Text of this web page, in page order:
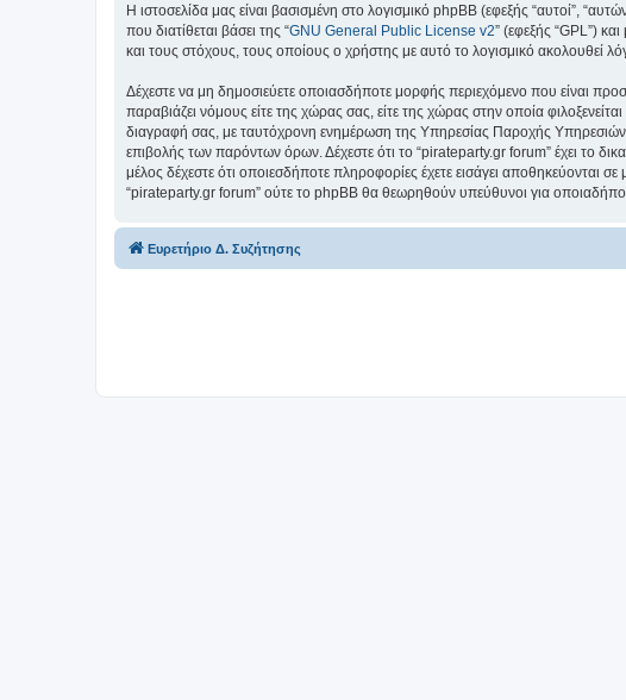
Η ιστοσελίδα μας είναι βασισμένη στο λογισμικό phpBB (εφεξής “αυτοί”,
που διατίθεται βάσει της “GNU General Public License v2” (εφεξής “GPL”)
και τους στόχους, τους οποίους ο χρήστης με αυτό το λογισμικό ακολουθεί
Δέχεστε να μη δημοσιεύετε οποιασδήποτε μορφής περιεχόμενο που είναι
παραβιάζει νόμους είτε της χώρας σας, είτε της χώρας στην οποία
διαγραφή σας, με ταυτόχρονη ενημέρωση της Υπηρεσίας Παροχής Υπηρεσιών
επιβολής των παρόντων όρων. Δέχεστε ότι το “pirateparty.gr forum” έχει το
μέλος δέχεστε ότι οποιεσδήποτε πληροφορίες έχετε εισάγει
“pirateparty.gr forum” ούτε το phpBB θα θεωρηθούν υπεύθυνοι για
Ευρετήριο Δ. Συζήτησης